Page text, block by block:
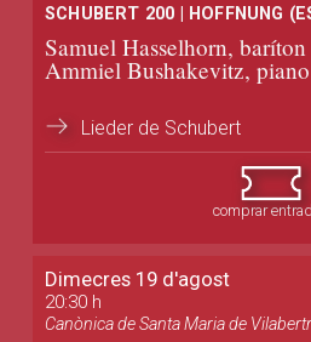
SCHUBERT 200 | HOFFNUNG
Samuel Hasselhorn, baríton
Ammiel Bushakevitz, piano
Lieder de Schubert
comprar
Dimecres 19 d'agost
20:30 h
Canònica de Santa Maria de